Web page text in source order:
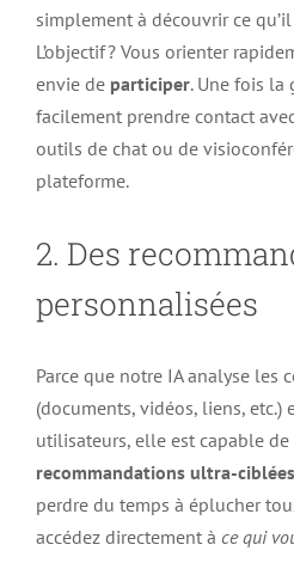
simplement à découvrir ce
L’objectif ? Vous orienter
envie de participer. Une fois la
facilement prendre contact
outils de chat ou de
plateforme.
2. Des
personnalisées
Parce que notre IA analyse les
(documents, vidéos, liens, etc.)
utilisateurs, elle est capable de
recommandations ultra-ciblées
perdre du temps à éplucher
accédez directement à ce qui